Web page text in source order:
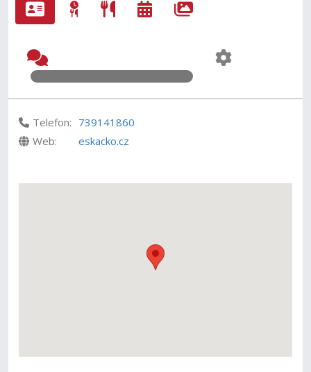
Telefon: 739141860
Web:
eskacko.cz